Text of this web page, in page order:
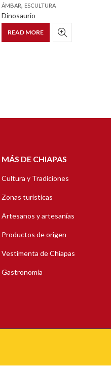
ÁMBAR, ESCULTURA
Dinosaurio
READ MORE
MÁS DE CHIAPAS
Cultura y Tradiciones
Zonas turísticas
Artesanos y artesanías
Productos de origen
Vestimenta de Chiapas
Gastronomía